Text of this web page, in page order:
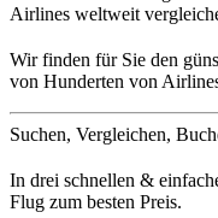
Airlines weltweit
Wir finden für Sie den
von Hunderten von
Suchen, Vergleichen,
In drei schnellen &
Flug zum besten Preis.